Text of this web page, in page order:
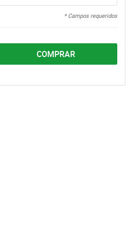
* Campos requeridos
COMPRAR